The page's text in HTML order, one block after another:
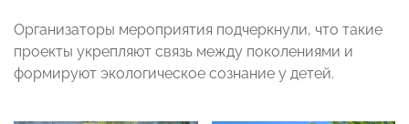
Организаторы мероприятия подчеркнули, что такие
проекты укрепляют связь между поколениями и
формируют экологическое сознание у детей.